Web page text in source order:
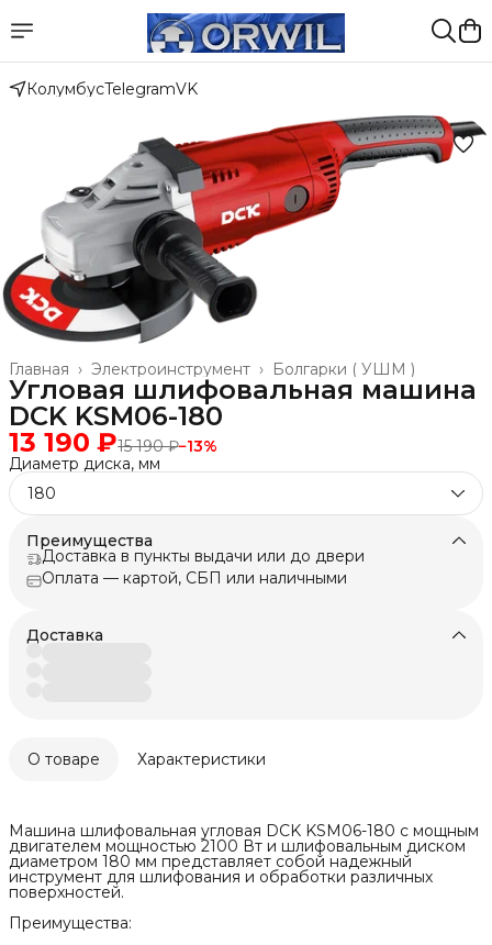
КолумбусTelegramVK
Болгарки ( УШМ )
Электроинструмент ›
Главная ›
Угловая шлифовальная машина
DCK KSM06-180
13 190 ₽15 190 ₽−13%
Диаметр диска, мм
180
Преимущества
Доставка в пункты выдачи или до двери
Оплата — картой, СБП или наличными
Доставка
О товаре Характеристики
Машина шлифовальная угловая DCK KSM06-180 с мощным
двигателем мощностью 2100 Вт и шлифовальным диском
диаметром 180 мм представляет собой надежный
инструмент для шлифования и обработки различных
поверхностей.
Преимущества: